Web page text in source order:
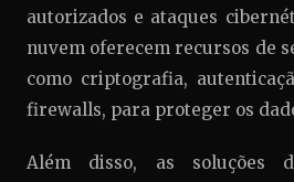
autorizados e ataques
nuvem oferecem recursos de
como criptografia,
firewalls, para proteger os
Além disso, as soluções